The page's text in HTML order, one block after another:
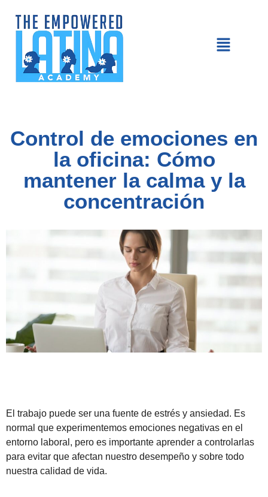
Control de emociones en
la oficina: Cómo
mantener la calma y la
concentración
El trabajo puede ser una fuente de estrés y ansiedad. Es
normal que experimentemos emociones negativas en el
entorno laboral, pero es importante aprender a controlarlas
para evitar que afectan nuestro desempeño y sobre todo
nuestra calidad de vida.